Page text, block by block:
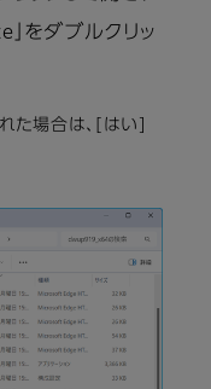
」をダブルクリッ
た場合は、[はい]